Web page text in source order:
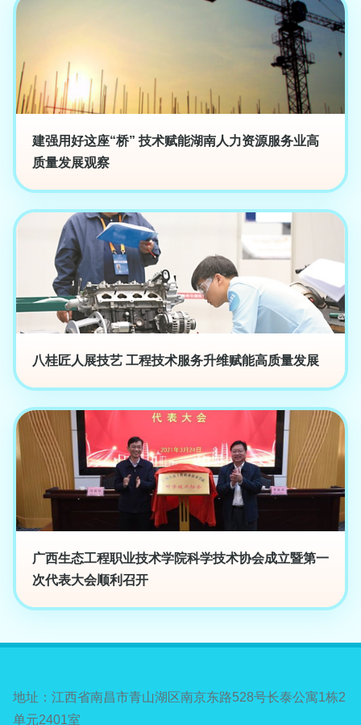
建强用好这座“桥” 技术赋能湖南人力资源服务业高
质量发展观察
八桂匠人展技艺 工程技术服务升维赋能高质量发展
广西生态工程职业技术学院科学技术协会成立暨第一
次代表大会顺利召开
地址：江西省南昌市青山湖区南京东路528号长泰公寓1栋2
单元2401室